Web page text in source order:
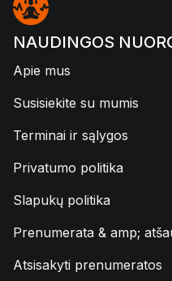
NAUDINGOS
Apie mus
Susisiekite su mumis
Terminai ir sąlygos
Privatumo politika
Slapukų politika
Prenumerata & amp;
Atsisakyti prenumeratos